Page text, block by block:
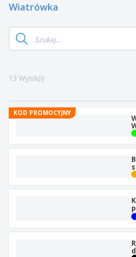
Wiatrówka
13 Wynik(i)
KOD PROMOCYJNY